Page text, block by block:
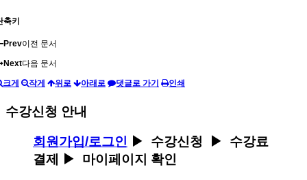
축키
Prev이전 문서
Next다음 문서
크게 작게 위로 아래로 댓글로 가기 인쇄
수강신청 안내
회원가입/로그인 ▶ 수강신청 ▶ 수강료
결제 ▶ 마이페이지 확인